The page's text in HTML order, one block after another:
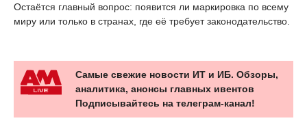
Остаётся главный вопрос: появится ли маркировка по всему
миру или только в странах, где её требует законодательство.
Самые свежие новости ИТ и ИБ. Обзоры,
аналитика, анонсы главных ивентов
Подписывайтесь на телеграм-канал!